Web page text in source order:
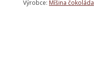
Výrobce: Míšina čokoláda